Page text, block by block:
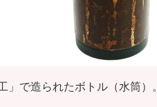
」で造られたボトル（水筒）。